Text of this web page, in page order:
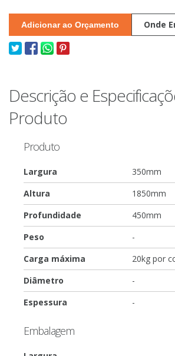
Adicionar ao Orçamento Onde
Descrição e
Produto
Produto
Largura
350mm
Altura
1850mm
Profundidade
450mm
Peso
-
Carga máxima
20kg por
Diâmetro
-
Espessura
-
Embalagem